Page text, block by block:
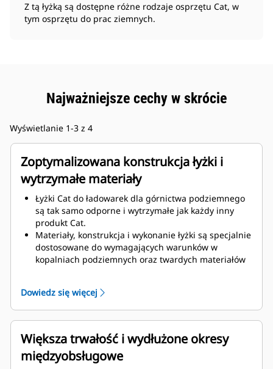
Z tą łyżką są dostępne różne rodzaje osprzętu Cat, w
tym osprzętu do prac ziemnych.
Najważniejsze cechy w skrócie
Wyświetlanie 1-3 z 4
Zoptymalizowana konstrukcja łyżki i
wytrzymałe materiały
Łyżki Cat do ładowarek dla górnictwa podziemnego
są tak samo odporne i wytrzymałe jak każdy inny
produkt Cat.
Materiały, konstrukcja i wykonanie łyżki są specjalnie
dostosowane do wymagających warunków w
kopalniach podziemnych oraz twardych materiałów
większą wytrzymałość i sztywność zespołu łyżki,
ułatwiając montaż i demontaż krawędzi.
Elementy zespołu łyżki są wykonane z materiału
wysokiej klasy.
Dowiedz się więcej
Większa trwałość i wydłużone okresy
międzyobsługowe